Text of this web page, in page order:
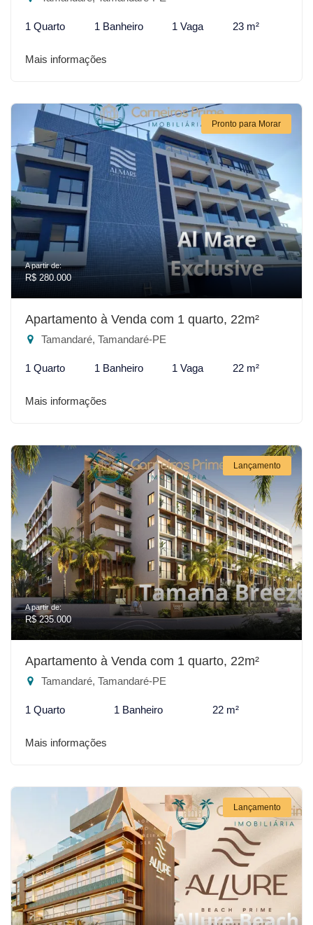
1 Quarto 1 Banheiro 1 Vaga 23 m²
Mais informações
Pronto para Morar
A partir de:
R$ 280.000
Apartamento à Venda com 1 quarto, 22m²
Tamandaré, Tamandaré-PE
1 Quarto 1 Banheiro 1 Vaga 22 m²
Mais informações
Lançamento
A partir de:
R$ 235.000
Apartamento à Venda com 1 quarto, 22m²
Tamandaré, Tamandaré-PE
1 Quarto 1 Banheiro 22 m²
Mais informações
Lançamento